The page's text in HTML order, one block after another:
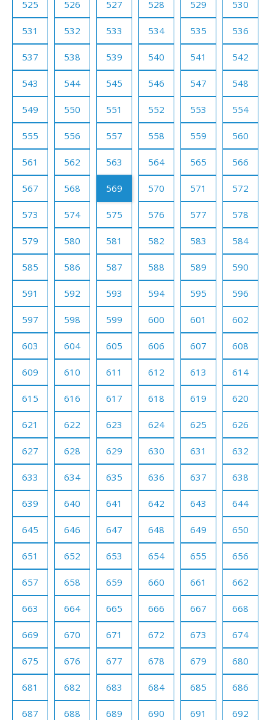
525 526 527 528 529 530
531 532 533 534 535 536
537 538 539 540 541 542
543 544 545 546 547 548
549 550 551 552 553 554
555 556 557 558 559 560
561 562 563 564 565 566
567 568 569 570 571 572
573 574 575 576 577 578
579 580 581 582 583 584
585 586 587 588 589 590
591 592 593 594 595 596
597 598 599 600 601 602
603 604 605 606 607 608
609 610 611 612 613 614
615 616 617 618 619 620
621 622 623 624 625 626
627 628 629 630 631 632
633 634 635 636 637 638
639 640 641 642 643 644
645 646 647 648 649 650
651 652 653 654 655 656
657 658 659 660 661 662
663 664 665 666 667 668
669 670 671 672 673 674
675 676 677 678 679 680
681 682 683 684 685 686
687 688 689 690 691 692